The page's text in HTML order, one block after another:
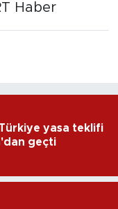
Haber
yasa teklifi
geçti